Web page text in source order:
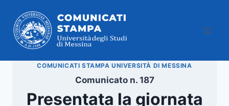
contenuto
COMUNICATI STAMPA UNIVERSITÀ DI MESSINA
Comunicato n. 187
Presentata la giornata